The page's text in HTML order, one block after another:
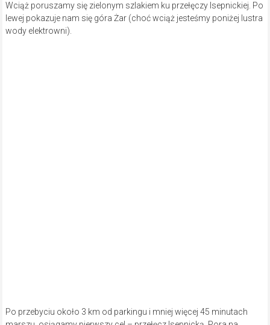
Wciąż poruszamy się zielonym szlakiem ku przełęczy Isepnickiej. Po
lewej pokazuje nam się góra Żar (choć wciąż jesteśmy poniżej lustra
wody elektrowni).
Po przebyciu około 3 km od parkingu i mniej więcej 45 minutach